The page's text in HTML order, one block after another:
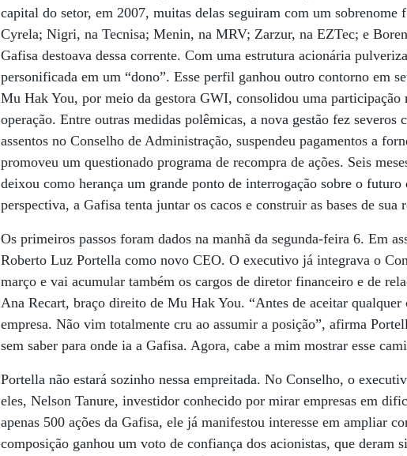
capital do setor, em 2007, muitas delas seguiram com um
Cyrela; Nigri, na Tecnisa; Menin, na MRV; Zarzur, na EZTec; e
Gafisa destoava dessa corrente. Com uma estrutura acionária
personificada em um “dono”. Esse perfil ganhou outro contorno em
Mu Hak You, por meio da gestora GWI, consolidou uma participação
operação. Entre outras medidas polêmicas, a nova gestão fez severos
assentos no Conselho de Administração, suspendeu pagamentos a
promoveu um questionado programa de recompra de ações. Seis
deixou como herança um grande ponto de interrogação sobre o
perspectiva, a Gafisa tenta juntar os cacos e construir as bases de sua
Os primeiros passos foram dados na manhã da segunda-feira 6. Em
Roberto Luz Portella como novo CEO. O executivo já integrava o
março e vai acumular também os cargos de diretor financeiro e de
Ana Recart, braço direito de Mu Hak You. “Antes de aceitar
empresa. Não vim totalmente cru ao assumir a posição”, afirma
sem saber para onde ia a Gafisa. Agora, cabe a mim mostrar esse
Portella não estará sozinho nessa empreitada. No Conselho, o
eles, Nelson Tanure, investidor conhecido por mirar empresas em
apenas 500 ações da Gafisa, ele já manifestou interesse em ampliar
composição ganhou um voto de confiança dos acionistas, que deram